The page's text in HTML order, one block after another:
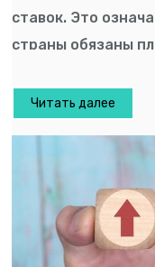
ставок. Это
страны обязаны
Читать далее